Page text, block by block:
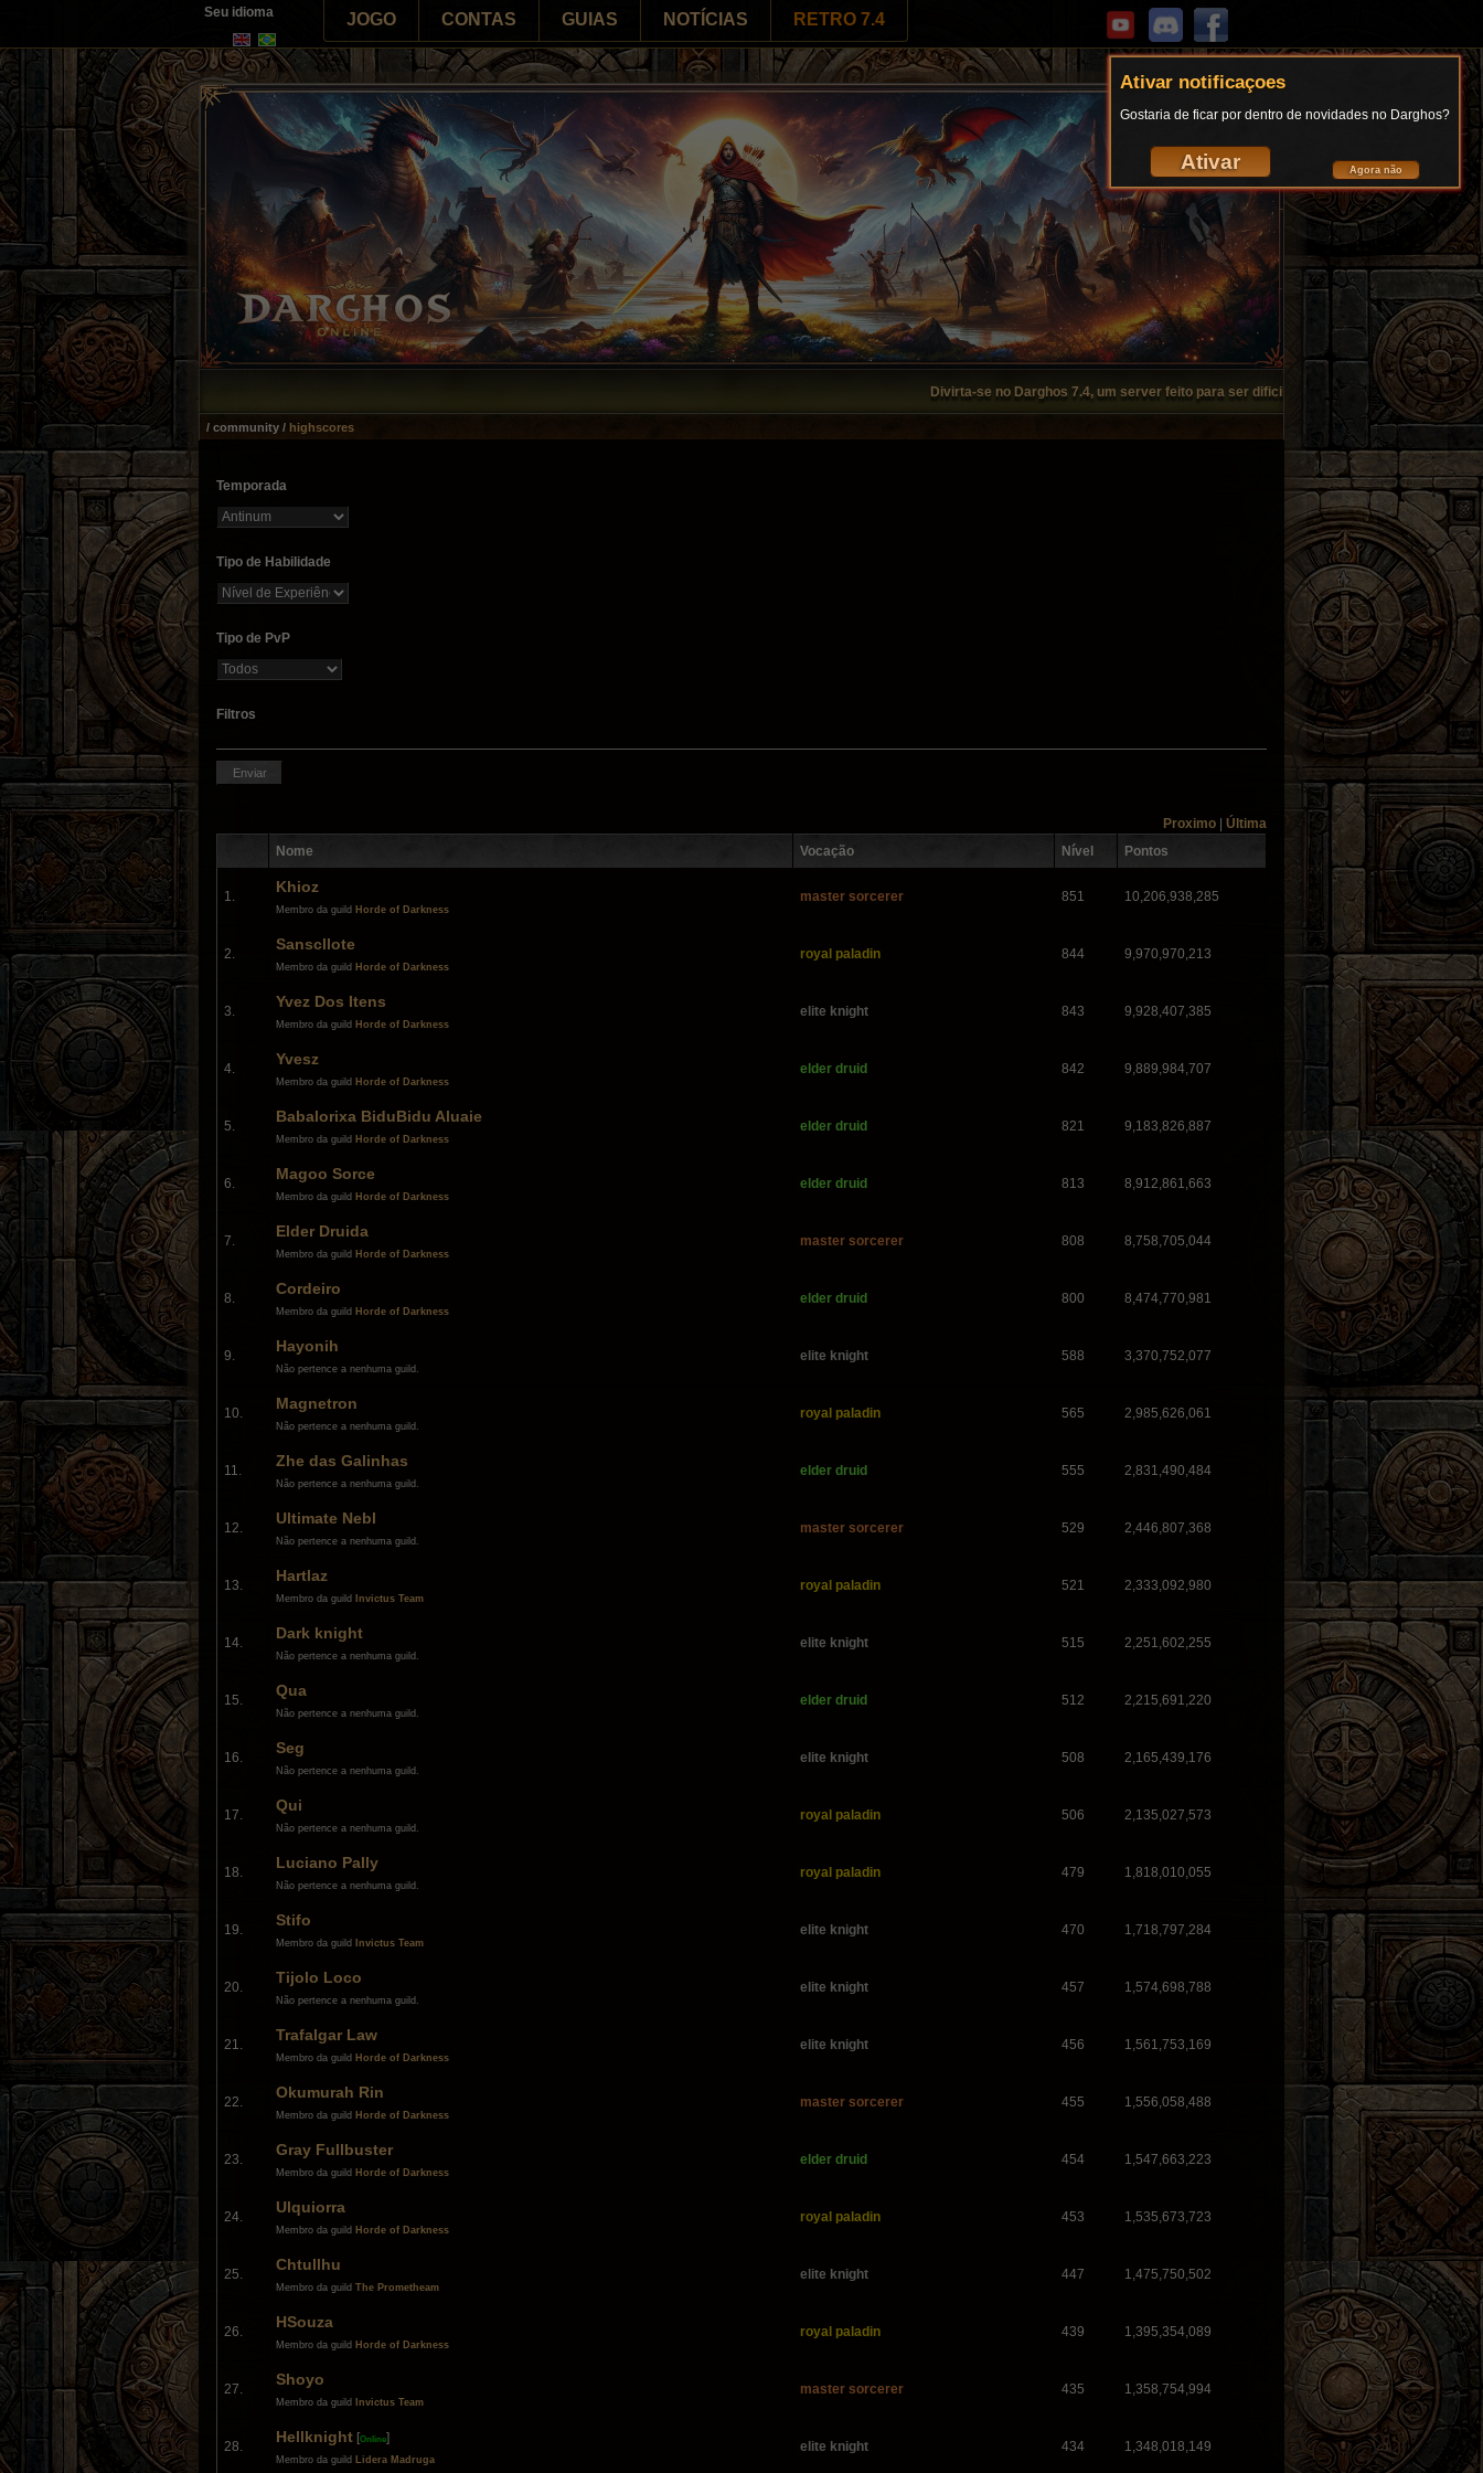
Ativar notificaçoes
Gostaria de ficar por dentro de novidades no Darghos?
Ativar Agora não
Seu idioma JOGO CONTAS GUIAS NOTÍCIAS RETRO 7.4
Divirta-se no Darghos 7.4, um server feito para ser dificil!
/ community / highscores
Temporada
Tipo de Habilidade
Tipo de PvP
Filtros
Proximo
Última
Nome
Vocação Nível Pontos
1.
Khioz
Membro da guild Horde of Darkness
master sorcerer 851 10,206,938,285
2.
Sanscllote
Membro da guild Horde of Darkness
royal paladin 844 9,970,970,213
3.
Yvez Dos Itens
Membro da guild Horde of Darkness
elite knight 843 9,928,407,385
4.
Yvesz
Membro da guild Horde of Darkness
elder druid 842 9,889,984,707
5.
Babalorixa BiduBidu Aluaie
Membro da guild Horde of Darkness
elder druid 821 9,183,826,887
6.
Magoo Sorce
Membro da guild Horde of Darkness
elder druid 813 8,912,861,663
7.
Elder Druida
Membro da guild Horde of Darkness
master sorcerer 808 8,758,705,044
8.
Cordeiro
Membro da guild Horde of Darkness
elder druid 800 8,474,770,981
9.
Hayonih
Não pertence a nenhuma guild.
elite knight 588 3,370,752,077
10.
Magnetron
Não pertence a nenhuma guild.
royal paladin 565 2,985,626,061
11.
Zhe das Galinhas
Não pertence a nenhuma guild.
elder druid 555 2,831,490,484
12.
Ultimate Nebl
Não pertence a nenhuma guild.
master sorcerer 529 2,446,807,368
13.
Hartlaz
Membro da guild Invictus Team
royal paladin 521 2,333,092,980
14.
Dark knight
Não pertence a nenhuma guild.
elite knight 515 2,251,602,255
15.
Qua
Não pertence a nenhuma guild.
elder druid 512 2,215,691,220
16.
Seg
Não pertence a nenhuma guild.
elite knight 508 2,165,439,176
17.
Qui
Não pertence a nenhuma guild.
royal paladin 506 2,135,027,573
18.
Luciano Pally
Não pertence a nenhuma guild.
royal paladin 479 1,818,010,055
19.
Stifo
Membro da guild Invictus Team
elite knight 470 1,718,797,284
20.
Tijolo Loco
Não pertence a nenhuma guild.
elite knight 457 1,574,698,788
21.
Trafalgar Law
Membro da guild Horde of Darkness
elite knight 456 1,561,753,169
22.
Okumurah Rin
Membro da guild Horde of Darkness
master sorcerer 455 1,556,058,488
23.
Gray Fullbuster
Membro da guild Horde of Darkness
elder druid 454 1,547,663,223
24.
Ulquiorra
Membro da guild Horde of Darkness
royal paladin 453 1,535,673,723
25.
Chtullhu
Membro da guild The Prometheam
elite knight 447 1,475,750,502
26.
HSouza
Membro da guild Horde of Darkness
royal paladin 439 1,395,354,089
27.
Shoyo
Membro da guild Invictus Team
master sorcerer 435 1,358,754,994
28.
Hellknight [Online]
Membro da guild Lidera Madruga
elite knight 434 1,348,018,149